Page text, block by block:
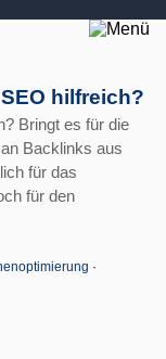
hilfreich?
Bringt es für die
Backlinks aus
für das
für den
·